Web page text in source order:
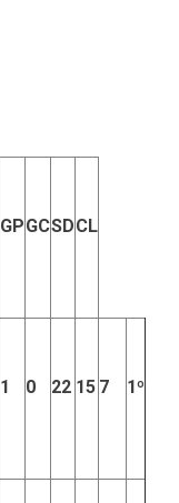
GPGCSDCL
1 0 22 15 7 1º